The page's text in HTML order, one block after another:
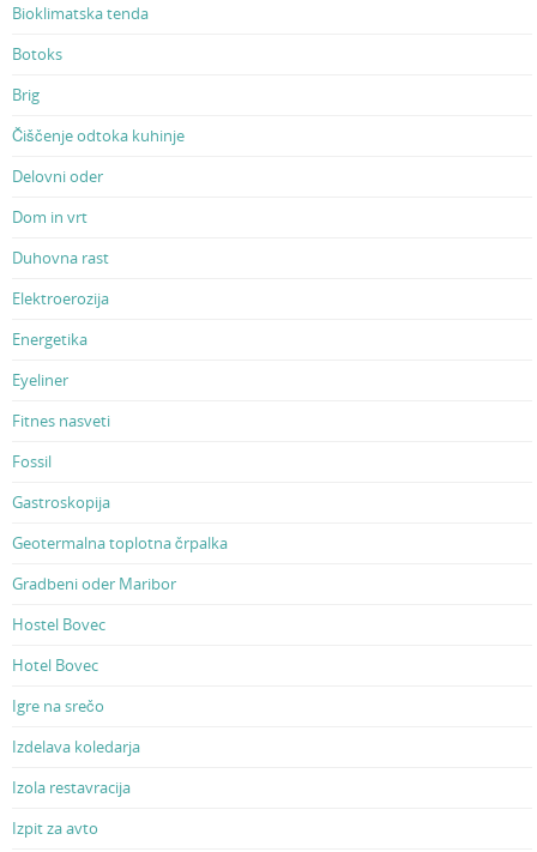
Bioklimatska tenda
Botoks
Brig
Čiščenje odtoka kuhinje
Delovni oder
Dom in vrt
Duhovna rast
Elektroerozija
Energetika
Eyeliner
Fitnes nasveti
Fossil
Gastroskopija
Geotermalna toplotna črpalka
Gradbeni oder Maribor
Hostel Bovec
Hotel Bovec
Igre na srečo
Izdelava koledarja
Izola restavracija
Izpit za avto